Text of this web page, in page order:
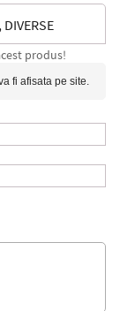
produs!
fi afisata pe site.